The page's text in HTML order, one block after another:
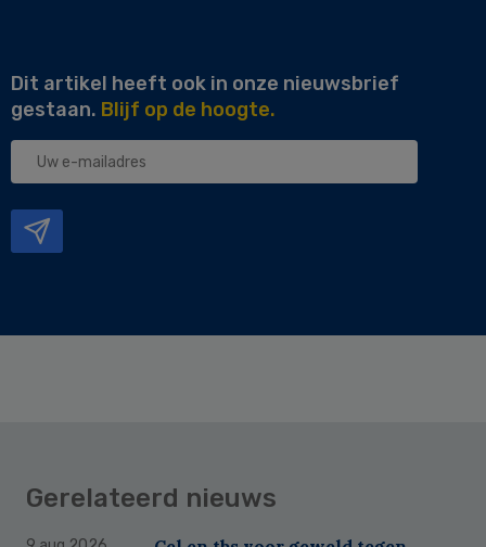
Dit artikel heeft ook in onze nieuwsbrief
gestaan. Blijf op de hoogte.
Uw
Gerelateerd nieuws